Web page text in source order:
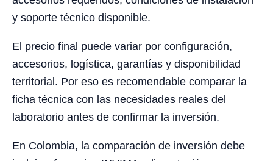
y soporte técnico disponible.
El precio final puede variar por configuración,
accesorios, logística, garantías y disponibilidad
territorial. Por eso es recomendable comparar la
ficha técnica con las necesidades reales del
laboratorio antes de confirmar la inversión.
En Colombia, la comparación de inversión debe